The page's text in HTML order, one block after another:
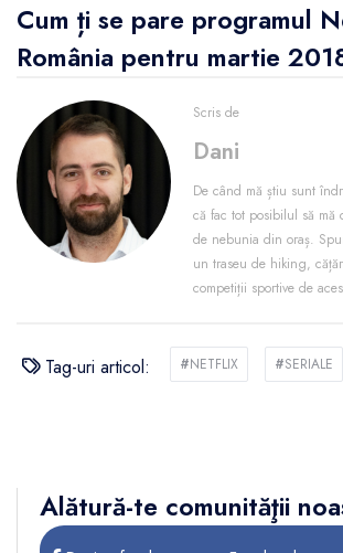
Cum ți se pare programul
România pentru martie
Scris de
Dani
De când mă știu sunt
că fac tot posibilul să mă
de nebunia din oraș.
un traseu de hiking,
competiții sportive de
Tag-uri articol: #NETFLIX #SERIALE
Alătură-te comunităţii